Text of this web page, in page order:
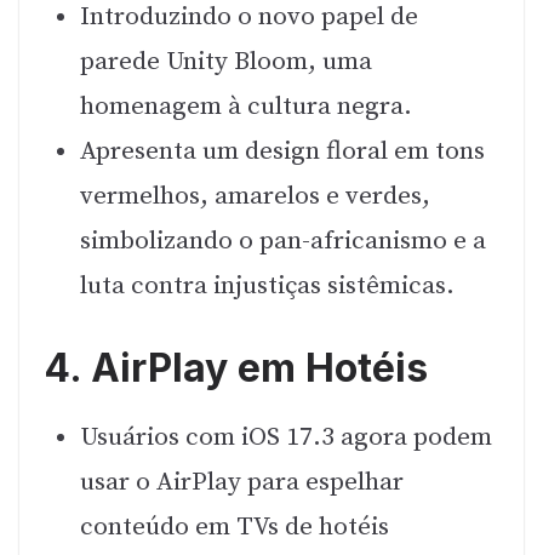
Introduzindo o novo papel de
parede Unity Bloom, uma
homenagem à cultura negra.
Apresenta um design floral em tons
vermelhos, amarelos e verdes,
simbolizando o pan-africanismo e a
luta contra injustiças sistêmicas.
4. AirPlay em Hotéis
Usuários com iOS 17.3 agora podem
usar o AirPlay para espelhar
conteúdo em TVs de hotéis